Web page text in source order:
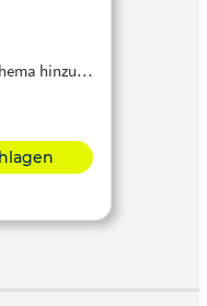
hinzu…